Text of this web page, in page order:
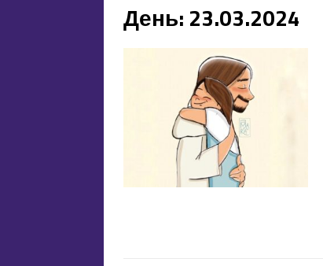
День: 23.03.2024